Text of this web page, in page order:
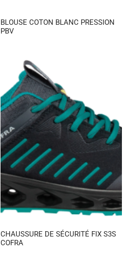
BLOUSE COTON BLANC PRESSION
PBV
CHAUSSURE DE SÉCURITÉ FIX S3S
COFRA